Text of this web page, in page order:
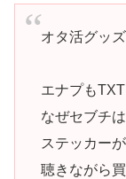
オタ活グッ
エナプも
なぜセブチ
ステッカー
聴きながら